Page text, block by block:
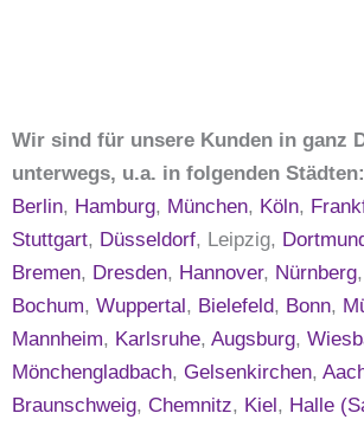
Wir sind für unsere Kunden in ganz
unterwegs, u.a. in folgenden Städten:
Berlin, Hamburg, München, Köln,
Stuttgart, Düsseldorf, Leipzig,
Bremen, Dresden, Hannover, Nürnberg
Bochum, Wuppertal, Bielefeld, Bonn,
Mannheim, Karlsruhe, Augsburg,
Mönchengladbach, Gelsenkirchen,
Braunschweig, Chemnitz, Kiel, Halle